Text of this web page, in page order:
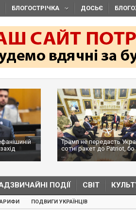
БЛОГОСТРІЧКА ДОСЬЄ
Трамп не передасть
сотні ракет до Patriot,
...
ПОДІЇ СВІТ
ПОДВИГИ УКРАЇНЦІВ